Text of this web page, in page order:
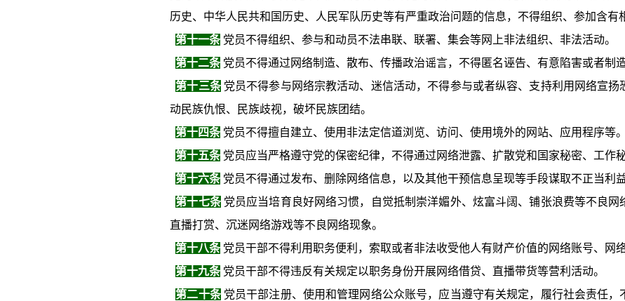
历史、中华人民共和国历史、人民军队历史等有严重政治问题的信息，不得组织、参加含有
第十一条 党员不得组织、参与和动员不法串联、联署、集会等网上非法组织、非法活动。
第十二条 党员不得通过网络制造、散布、传播政治谣言，不得匿名诬告、有意陷害或者制
第十三条党员不得参与网络宗教活动、迷信活动，不得参与或者纵容、支持利用网络宣
动民族仇恨、民族歧视，破坏民族团结。
第十四条 党员不得擅自建立、使用非法定信道浏览、访问、使用境外的网站、应用程序等。
第十五条 党员应当严格遵守党的保密纪律，不得通过网络泄露、扩散党和国家秘密、工作秘
第十六条 党员不得通过发布、删除网络信息，以及其他干预信息呈现等手段谋取不正当利益
第十七条党员应当培育良好网络习惯，自觉抵制崇洋媚外、炫富斗阔、铺张浪费等不良网
直播打赏、沉迷网络游戏等不良网络现象。
第十八条 党员干部不得利用职务便利，索取或者非法收受他人有财产价值的网络账号、网
第十九条 党员干部不得违反有关规定以职务身份开展网络借贷、直播带货等营利活动。
第二十条党员干部注册、使用和管理网络公众账号，应当遵守有关规定，履行社会责任